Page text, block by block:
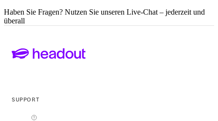
Haben Sie Fragen? Nutzen Sie unseren Live-Chat – jederzeit und
überall
SUPPORT